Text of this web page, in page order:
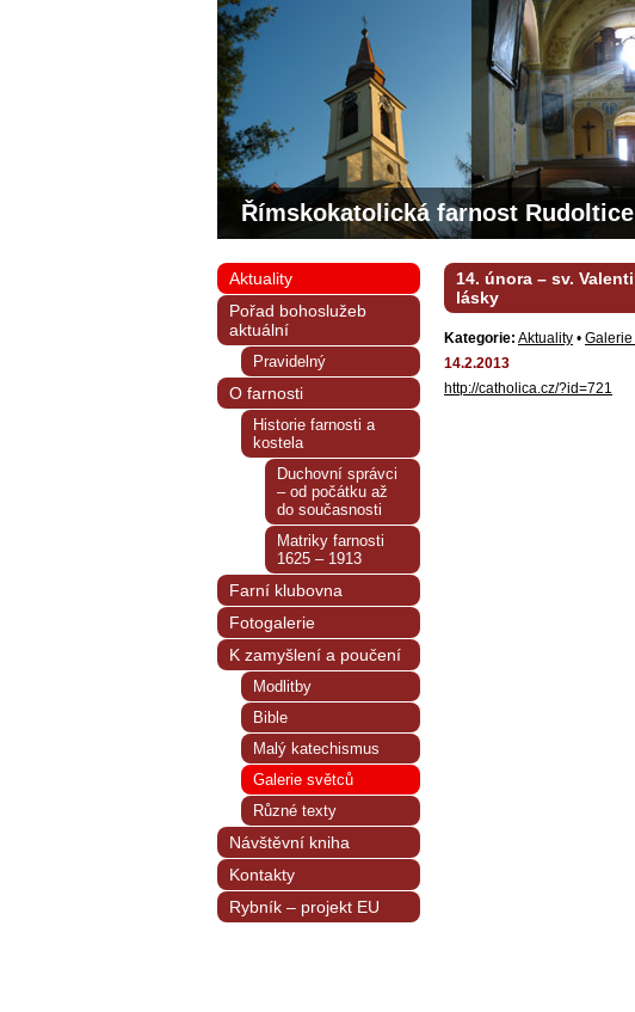
Římskokatolická farnost Rudoltice
14. února – sv.
lásky
Kategorie: Aktuality • Galerie
14.2.2013
http://catholica.cz/?id=721
Aktuality
Pořad bohoslužeb
aktuální
Pravidelný
O farnosti
Historie farnosti a
kostela
Duchovní správci
– od počátku až
do současnosti
Matriky farnosti
1625 – 1913
Farní klubovna
Fotogalerie
K zamyšlení a poučení
Modlitby
Bible
Malý katechismus
Galerie světců
Různé texty
Návštěvní kniha
Kontakty
Rybník – projekt EU